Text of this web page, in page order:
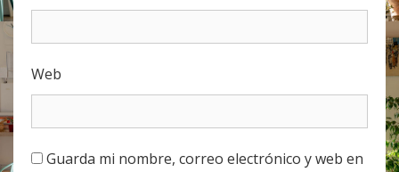
Web
Guarda mi nombre, correo electrónico y web en